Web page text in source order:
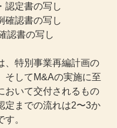
認定書の写し
確認書の写し
認書の写し
、特別事業再編計画の
そしてM&Aの実施に至
おいて交付されるもの
定までの流れは2〜3か
。